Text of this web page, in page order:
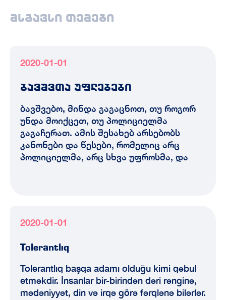
მსგავსი თემები
2020-01-01
ბავშვთა უფლებები
ბავშვებო, მინდა გაგაცნოთ, თუ როგორ
უნდა მოიქცეთ, თუ პოლიციელმა
გაგაჩერათ. ამის შესახებ არსებობს
კანონები და წესები, რომელიც არც
პოლიციელმა, არც სხვა უფროსმა, და
2020-01-01
Tolerantlıq
Tolerantlıq başqa adamı olduğu kimi qəbul
etməkdir. İnsanlar bir-birindən dəri rənginə,
mədəniyyət, din və irqə görə fərqlənə bilərlər.